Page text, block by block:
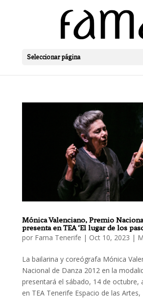
Seleccionar página
Mónica Valenciano, Premio
presenta en TEA ‘El lugar de los
por Fama Tenerife | Oct 10, 2023 |
La bailarina y coreógrafa Mónica
Nacional de Danza 2012 en la
presentará el sábado, 14 de octubre,
en TEA Tenerife Espacio de las Artes,